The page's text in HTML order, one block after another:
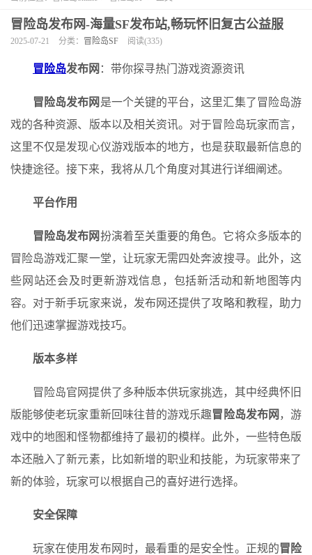
冒险岛发布网-海量SF发布站,畅玩怀旧复古公益服
2025-07-21 分类： 冒险岛SF 阅读(335)
冒险岛发布网 ：带你探寻热门游戏资源资讯
冒险岛发布网 是一个关键的平台，这里汇集了冒险岛游
戏的各种资源、版本以及相关资讯。对于冒险岛玩家而言，
这里不仅是发现心仪游戏版本的地方，也是获取最新信息的
快捷途径。接下来，我将从几个角度对其进行详细阐述。
平台作用
冒险岛发布网扮演着至关重要的角色。它将众多版本的
冒险岛游戏汇聚一堂，让玩家无需四处奔波搜寻。此外，这
些网站还会及时更新游戏信息，包括新活动和新地图等内
容。对于新手玩家来说，发布网还提供了攻略和教程，助力
他们迅速掌握游戏技巧。
版本多样
冒险岛官网提供了多种版本供玩家挑选，其中经典怀旧
版能够使老玩家重新回味往昔的游戏乐趣冒险岛发布网 ，游
戏中的地图和怪物都维持了最初的模样。此外，一些特色版
本还融入了新元素，比如新增的职业和技能，为玩家带来了
新的体验，玩家可以根据自己的喜好进行选择。
安全保障
玩家在使用发布网时，最看重的是安全性。正规的冒险